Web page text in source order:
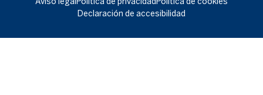
Aviso legal Política de privacidadPolítica de cookies
Declaración de accesibilidad